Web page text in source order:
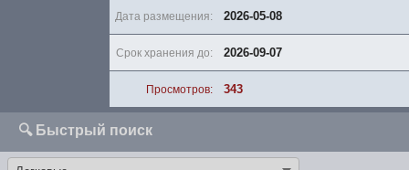
Дата размещения: 2026-05-08
Срок хранения до: 2026-09-07
Просмотров: 343
🔍 Быстрый поиск